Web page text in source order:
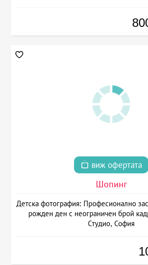
виж офертата
Шопинг
Детска фотография: Професионално
рожден ден с неограничен брой
Студио, София